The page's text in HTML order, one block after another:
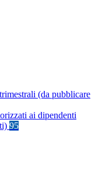
(da pubblicare
ai dipendenti
95